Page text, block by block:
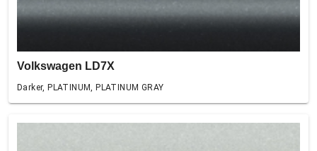
Volkswagen LD7X
Darker, PLATINUM, PLATINUM GRAY